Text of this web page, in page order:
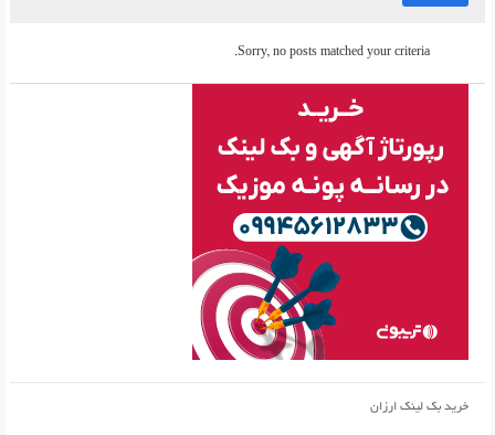
Sorry, no posts matched your criteria.
خرید بک لینک ارزان